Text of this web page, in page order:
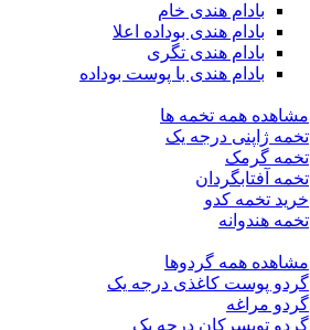
بادام هندی خام
بادام هندی بوداده اعلا
بادام هندی تگری
بادام هندی با پوست بوداده
مشاهده همه تخمه ها
تخمه ژاپنی درجه یک
تخمه گرمک
تخمه آفتابگردان
خرید تخمه کدو
تخمه هندوانه
مشاهده همه گردوها
گردو پوست کاغذی درجه یک
گردو مراغه
گردو تویسرکان درجه یک